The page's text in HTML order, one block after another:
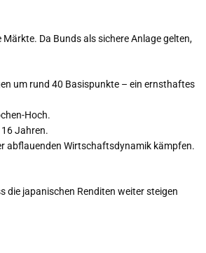
Da Bunds als sichere Anlage gelten,
um rund 40 Basispunkte – ein ernsthaftes
Hoch.
Jahren.
abflauenden Wirtschaftsdynamik kämpfen.
die japanischen Renditen weiter steigen